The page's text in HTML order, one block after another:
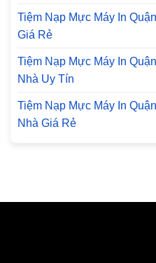
Tiệm Nạp Mực Máy In
Giá Rẻ
Tiệm Nạp Mực Máy In
Nhà Uy Tín
Tiệm Nạp Mực Máy In
Nhà Giá Rẻ